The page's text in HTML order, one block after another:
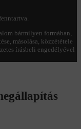
bármilyen formában,
másolása, közzététele
írásbeli engedélyével